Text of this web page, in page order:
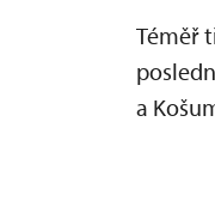
Téměř
a